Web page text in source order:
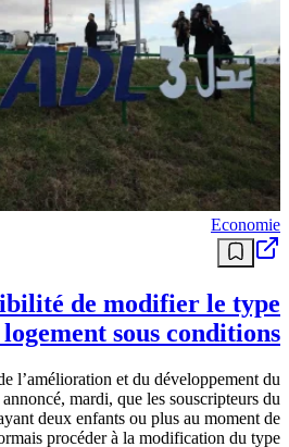
enregistré à 17h 07m 07s. Publier
fermer la section Publier Prévisualiser
État : Brouillon Modifier Modifier l’état
Modifier la visibilité Publier tout de
et l’heure Déplacer dans la corbeille
fermer la section
Image mise en avant Définir […]
منذ 13 يومًا